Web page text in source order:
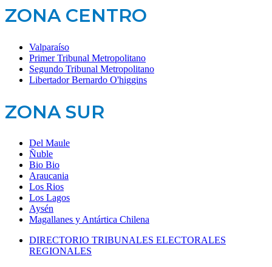
ZONA CENTRO
Valparaíso
Primer Tribunal Metropolitano
Segundo Tribunal Metropolitano
Libertador Bernardo O'higgins
ZONA SUR
Del Maule
Ñuble
Bio Bio
Araucania
Los Rios
Los Lagos
Aysén
Magallanes y Antártica Chilena
DIRECTORIO TRIBUNALES ELECTORALES
REGIONALES